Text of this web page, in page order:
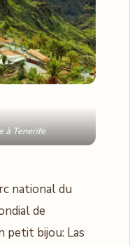
à Tenerife
national du
de
petit bijou: Las